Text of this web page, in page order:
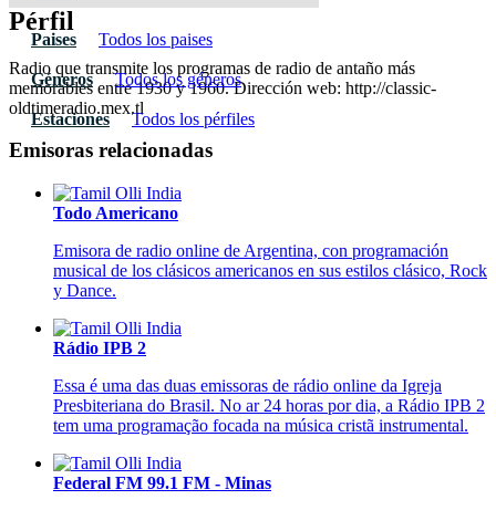
Paises Todos los paises
Géneros Todos los géneros
Estaciones Todos los pérfiles
Pérfil
Radio que transmite los programas de radio de antaño más
memorables entre 1930 y 1960. Dirección web: http://classic-
oldtimeradio.mex.tl
Emisoras relacionadas
Todo Americano
Emisora de radio online de Argentina, con programación
musical de los clásicos americanos en sus estilos clásico, Rock
y Dance.
Rádio IPB 2
Essa é uma das duas emissoras de rádio online da Igreja
Presbiteriana do Brasil. No ar 24 horas por dia, a Rádio IPB 2
tem uma programação focada na música cristã instrumental.
Federal FM 99.1 FM - Minas